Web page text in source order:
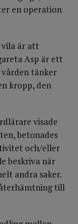
en operation
vila är att
Asp är ett
tänker
kropp, den
visade
betonades
och/eller
beskriva när
andra saker.
till